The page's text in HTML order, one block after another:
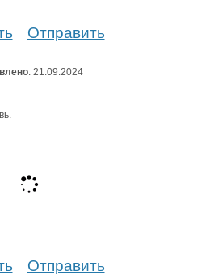
Отправить
: 21.09.2024
Отправить